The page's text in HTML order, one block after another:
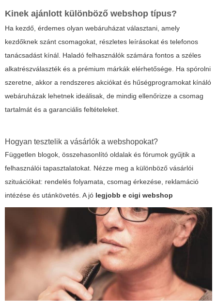
Kinek ajánlott különböző webshop típus?
Ha kezdő, érdemes olyan webáruházat választani, amely
kezdőknek szánt csomagokat, részletes leírásokat és telefonos
tanácsadást kínál. Haladó felhasználók számára fontos a széles
alkatrészválaszték és a prémium márkák elérhetősége. Ha spórolni
szeretne, akkor a rendszeres akciókat és hűségprogramokat kínáló
webáruházak lehetnek ideálisak, de mindig ellenőrizze a csomag
tartalmát és a garanciális feltételeket.
Hogyan tesztelik a vásárlók a webshopokat?
Független blogok, összehasonlító oldalak és fórumok gyűjtik a
felhasználói tapasztalatokat. Nézze meg a különböző vásárlói
szituációkat: rendelés folyamata, csomag érkezése, reklamáció
intézése és utánkövetés. A jó legjobb e cigi webshop